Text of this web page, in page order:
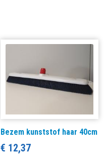
Bezem kunststof haar 40cm
€ 12,37